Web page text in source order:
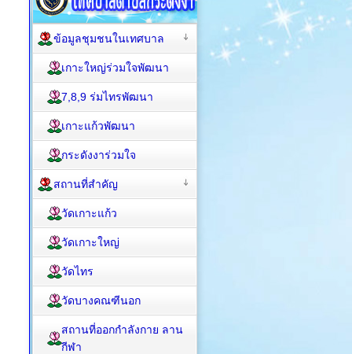
ข้อมูลชุมชนในเทศบาล
เกาะใหญ่ร่วมใจพัฒนา
7,8,9 ร่มไทรพัฒนา
เกาะแก้วพัฒนา
กระดังงาร่วมใจ
สถานที่สำคัญ
วัดเกาะแก้ว
วัดเกาะใหญ่
วัดไทร
วัดบางคณฑีนอก
สถานที่ออกกำลังกาย ลาน
กีฬา